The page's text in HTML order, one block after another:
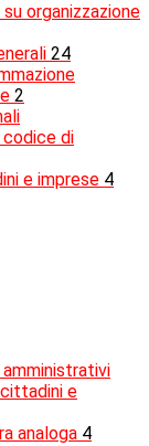
organizzazione
24
2
codice di
e imprese 4
e
analoga 4